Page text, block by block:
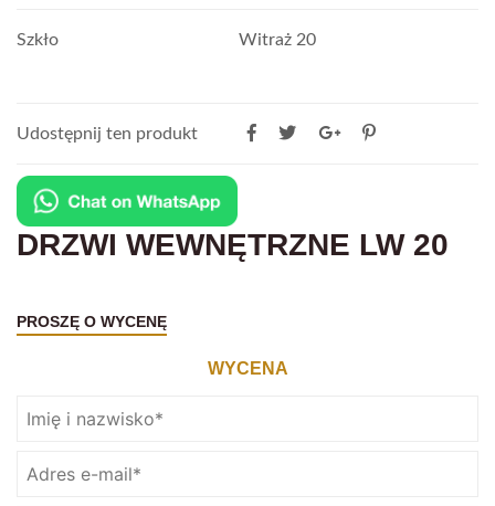
Szkło Witraż 20
Udostępnij ten produkt
DRZWI WEWNĘTRZNE LW 20
PROSZĘ O WYCENĘ
WYCENA